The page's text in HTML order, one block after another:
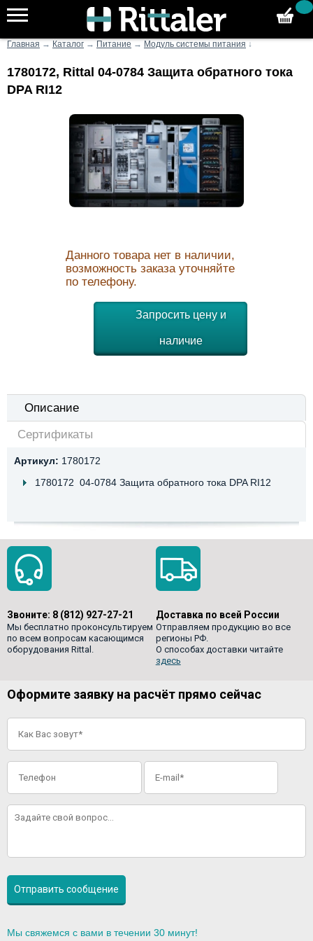
Главная → Каталог → Питание → Модуль системы питания ↓
1780172, Rittal 04-0784 Защита обратного тока
DPA RI12
Данного товара нет в наличии,
возможность заказа уточняйте
по телефону.
Запросить цену и
наличие
Описание
Сертификаты
Артикул: 1780172
1780172 04-0784 Защита обратного тока DPA RI12
Звоните: 8 (812) 927-27-21
Мы бесплатно проконсультируем
по всем вопросам касающимся
оборудования Rittal.
Доставка по всей России
Отправляем продукцию во все
регионы РФ.
О способах доставки читайте
здесь
Оформите заявку на расчёт прямо сейчас
Мы свяжемся с вами в течении 30 минут!